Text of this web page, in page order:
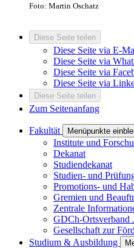
Foto: Martin Oschatz
Diese Seite teilen
Diese Seite via E-
Diese Seite via
Diese Seite via
Diese Seite via
Diese Seite teilen
Zum Seitenanfang
Fakultät Menüpunkte
Institute und
Dekanat
Studiendekanat
Studien- und
Promotions- und
Gremien und
Zentrale
GDCh-Ortsverband
Gesellschaft zur
Studium & Ausbildung